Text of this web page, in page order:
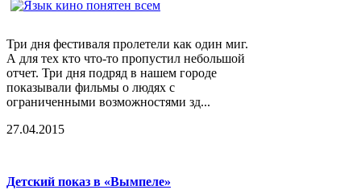
Три дня фестиваля пролетели как один миг.
А для тех кто что-то пропустил небольшой
отчет. Три дня подряд в нашем городе
показывали фильмы о людях с
ограниченными возможностями зд...
27.04.2015
Детский показ в «Вымпеле»